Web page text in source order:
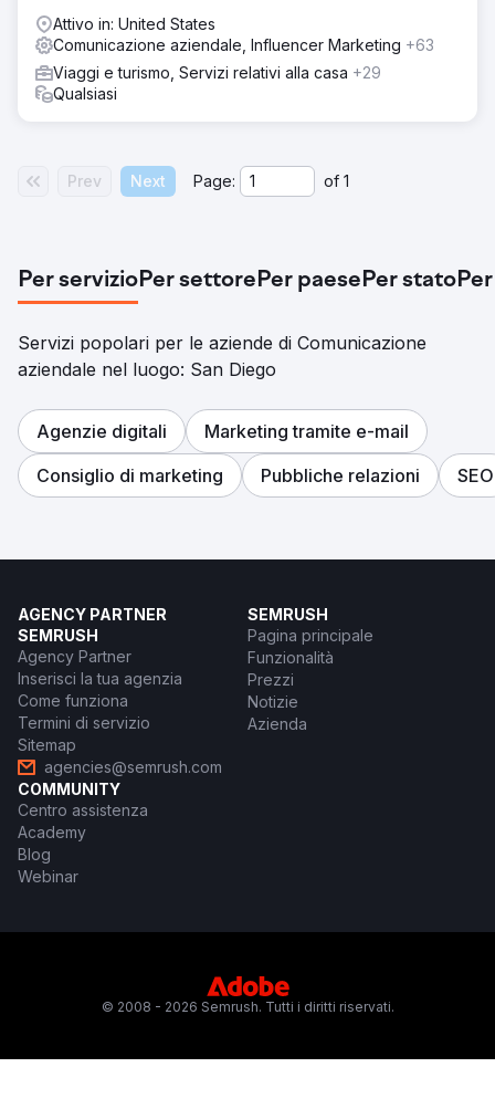
Attivo in: United States
Comunicazione aziendale, Influencer Marketing +63
Viaggi e turismo, Servizi relativi alla casa +29
Qualsiasi
Prev Next Page: of 1
Per servizioPer settorePer paesePer stato
Servizi popolari per le aziende di Comunicazione
aziendale nel luogo: San Diego
Agenzie digitali
Marketing tramite e-mail
Consiglio di marketing
Pubbliche relazioni SEO
AGENCY PARTNER
SEMRUSH
Agency Partner
Inserisci la tua agenzia
Come funziona
Termini di servizio
Sitemap
agencies@semrush.com
SEMRUSH
Pagina principale
Funzionalità
Prezzi
Notizie
Azienda
COMMUNITY
Centro assistenza
Academy
Blog
Webinar
© 2008 - 2026 Semrush. Tutti i diritti riservati.